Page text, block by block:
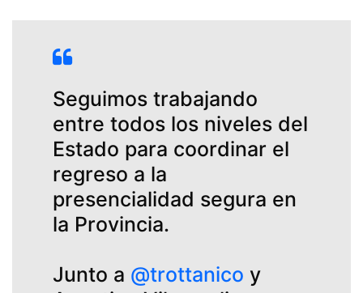
Seguimos trabajando
entre todos los niveles del
Estado para coordinar el
regreso a la
presencialidad segura en
la Provincia.
Junto a @trottanico y